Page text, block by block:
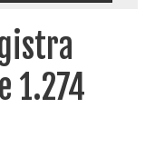
1.274